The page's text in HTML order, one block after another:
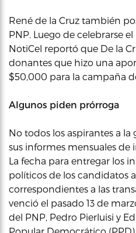
René de la Cruz también
PNP. Luego de celebrarse
NotiCel reportó que De la
donantes que hizo una
$50,000 para la campaña
Algunos piden prórroga
No todos los aspirantes a
sus informes mensuales de
La fecha para entregar los
políticos de los candidatos
correspondientes a las
venció el pasado 13 de
del PNP, Pedro Pierluisi y